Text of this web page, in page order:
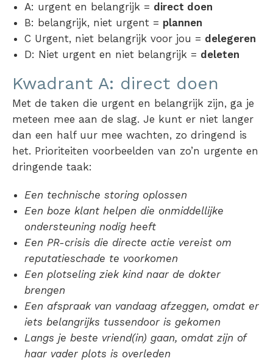
A: urgent en belangrijk = direct doen
B: belangrijk, niet urgent = plannen
C Urgent, niet belangrijk voor jou = delegeren
D: Niet urgent en niet belangrijk = deleten
Kwadrant A: direct doen
Met de taken die urgent en belangrijk zijn, ga je
meteen mee aan de slag. Je kunt er niet langer
dan een half uur mee wachten, zo dringend is
het. Prioriteiten voorbeelden van zo’n urgente en
dringende taak:
Een technische storing oplossen
Een boze klant helpen die onmiddellijke
ondersteuning nodig heeft
Een PR-crisis die directe actie vereist om
reputatieschade te voorkomen
Een plotseling ziek kind naar de dokter
brengen
Een afspraak van vandaag afzeggen, omdat er
iets belangrijks tussendoor is gekomen
Langs je beste vriend(in) gaan, omdat zijn of
haar vader plots is overleden